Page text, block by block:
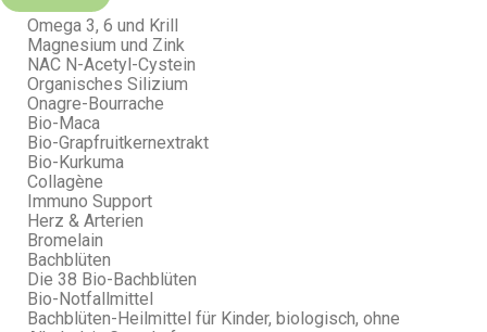
Omega 3, 6 und Krill
Magnesium und Zink
NAC N-Acetyl-Cystein
Organisches Silizium
Onagre-Bourrache
Bio-Maca
Bio-Grapfruitkernextrakt
Bio-Kurkuma
Collagène
Immuno Support
Herz & Arterien
Bromelain
Bachblüten
Die 38 Bio-Bachblüten
Bio-Notfallmittel
Bachblüten-Heilmittel für Kinder, biologisch, ohne